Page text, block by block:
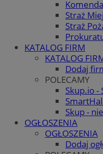
Straż
Straż
KATALOG FIRM
KATALOG
Dodaj
POLECAMY
Skup.io -
Skup -
OGŁOSZENIA
OGŁOSZENIA
Dodaj